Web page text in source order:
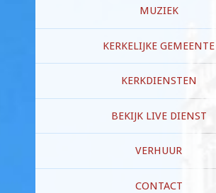
MUZIEK
KERKELIJKE GEMEENTE
KERKDIENSTEN
BEKIJK LIVE DIENST
VERHUUR
CONTACT